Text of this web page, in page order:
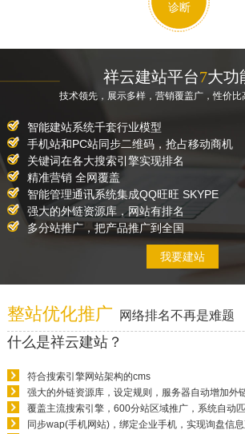
诊断
祥云建站平台7大功
技术领先，展示多样，营销覆盖广，性价比
智能建站系统千套行业模型
手机站和PC站同步二维码，抢占移动商机
关键词在各大搜索引擎实现排名
精准营销 全网覆盖
智能管理通讯系统集成QQ旺旺 SKYPE
强大的外链资源库，网站有排名
多分站推广，把产品推广到全国
我要建站
整站优化推广 网络排名不再是难题
什么是祥云建站？
符合搜索引擎网站架构的cms
强大的外链资源库，设定规则，服务器自动增加外
覆盖主流搜索引擎，600分站区域推广，系统自动
同步wap(手机网站)，绑定企业手机，实现询盘信